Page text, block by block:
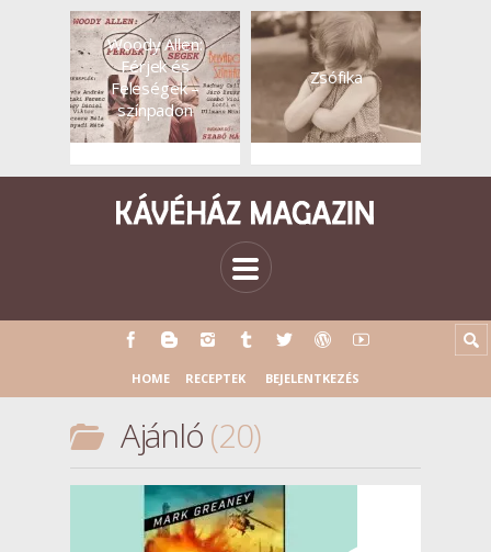
Woody Allen:
Férjek és
Feleségek –
színpadon
Zsófika
HOME RECEPTEK BEJELENTKEZÉS
Ajánló 20